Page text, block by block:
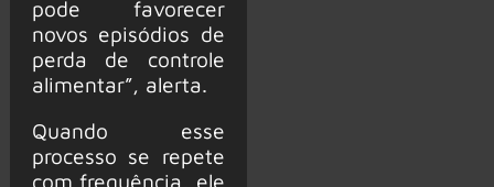
pode favorecer
novos episódios de
perda de controle
alimentar”, alerta.
Quando esse
processo se repete
com frequência, ele